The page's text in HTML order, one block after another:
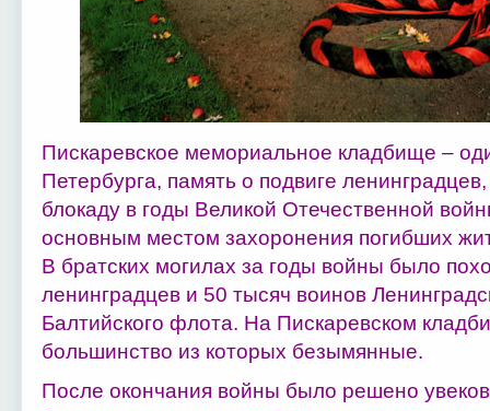
Пискаревское мемориальное кладбище –
Петербурга, память о подвиге
блокаду в годы Великой Отечественной
основным местом захоронения погибших
В братских могилах за годы войны было
ленинградцев и 50 тысяч воинов
Балтийского флота. На Пискаревском
большинство из которых безымянные.
После окончания войны было решено